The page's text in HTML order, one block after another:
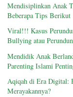
Mendisiplinkan Anak
Beberapa Tips Berikut
Viral!!! Kasus
Bullying atau
Mendidik Anak
Parenting Islami
Aqiqah di Era Digital:
Merayakannya?